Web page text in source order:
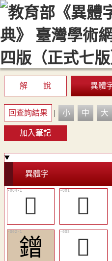
::: 最新消息 常見問題 編
顯示模式
網站導覽
解 說 異體
回查詢結果 | 小 中 大
加入筆記
異體字
󶏯 󶏮
鏳
𨭗